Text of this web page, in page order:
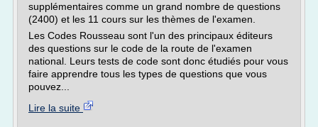
supplémentaires comme un grand nombre de questions
(2400) et les 11 cours sur les thèmes de l'examen.
Les Codes Rousseau sont l'un des principaux éditeurs
des questions sur le code de la route de l'examen
national. Leurs tests de code sont donc étudiés pour vous
faire apprendre tous les types de questions que vous
pouvez...
Lire la suite